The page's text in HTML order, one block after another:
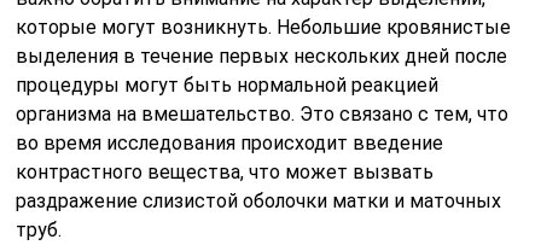
которые могут возникнуть. Небольшие кровянистые
выделения в течение первых нескольких дней после
процедуры могут быть нормальной реакцией
организма на вмешательство. Это связано с тем, что
во время исследования происходит введение
контрастного вещества, что может вызвать
раздражение слизистой оболочки матки и маточных
труб.